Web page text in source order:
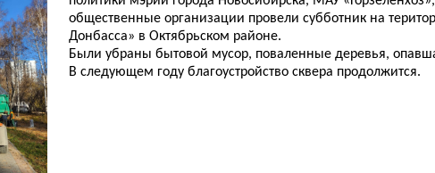
общественные организации провели субботник на
Донбасса» в Октябрьском районе.
Были убраны бытовой мусор, поваленные деревья,
В следующем году благоустройство сквера продолжится.